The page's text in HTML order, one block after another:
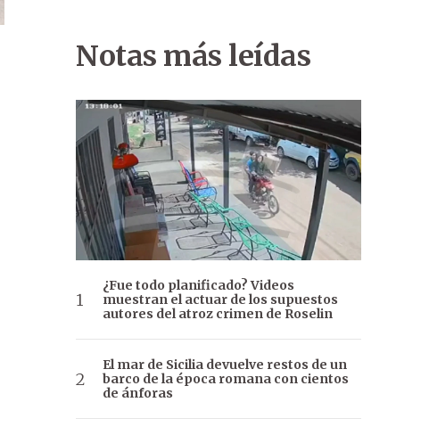
Notas más leídas
¿Fue todo planificado? Videos
muestran el actuar de los supuestos
autores del atroz crimen de Roselin
El mar de Sicilia devuelve restos de un
barco de la época romana con cientos
de ánforas